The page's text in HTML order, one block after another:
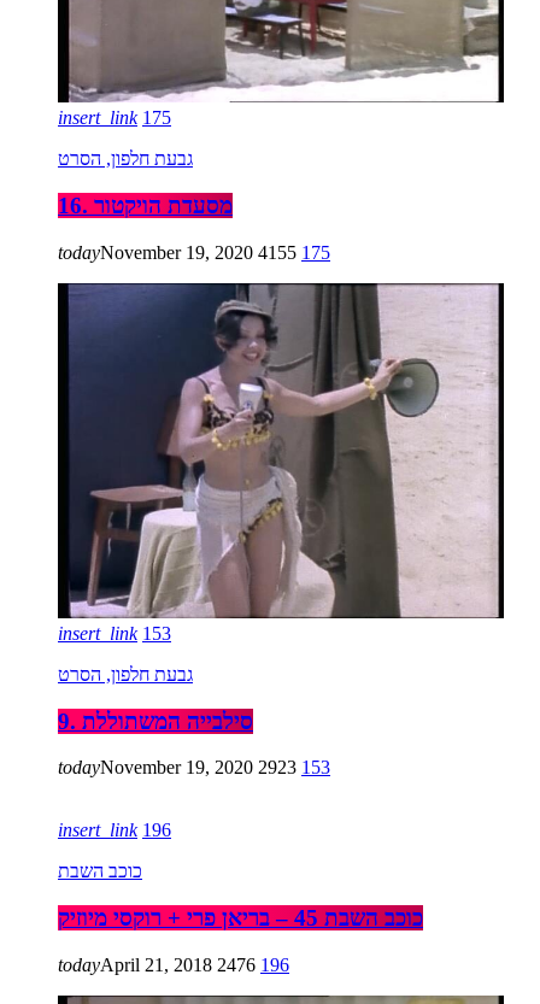
insert_link 175
גבעת חלפון, הסרט
16. מסעדת הויקטור
todayNovember 19, 2020 4155 175
insert_link 153
גבעת חלפון, הסרט
9. סילבייה המשתוללת
todayNovember 19, 2020 2923 153
insert_link 196
כוכב השבת
כוכב השבת 45 – בריאן פרי + רוקסי מיוזיק
todayApril 21, 2018 2476 196